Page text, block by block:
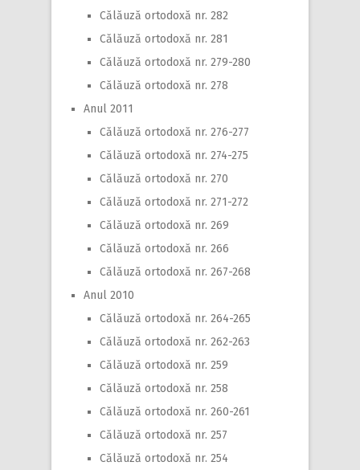
Călăuză ortodoxă nr. 282
Călăuză ortodoxă nr. 281
Călăuză ortodoxă nr. 279-280
Călăuză ortodoxă nr. 278
Anul 2011
Călăuză ortodoxă nr. 276-277
Călăuză ortodoxă nr. 274-275
Călăuză ortodoxă nr. 270
Călăuză ortodoxă nr. 271-272
Călăuză ortodoxă nr. 269
Călăuză ortodoxă nr. 266
Călăuză ortodoxă nr. 267-268
Anul 2010
Călăuză ortodoxă nr. 264-265
Călăuză ortodoxă nr. 262-263
Călăuză ortodoxă nr. 259
Călăuză ortodoxă nr. 258
Călăuză ortodoxă nr. 260-261
Călăuză ortodoxă nr. 257
Călăuză ortodoxă nr. 254